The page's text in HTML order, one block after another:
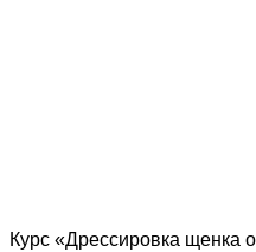
Курс «Дрессировка щенка